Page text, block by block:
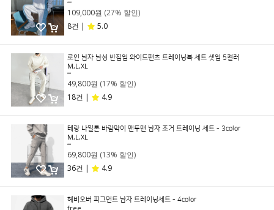
109,000원 (27% 할인)
8건 |
5.0
로인 남자 남성 반집업 와이드팬츠 트레이닝복 세트 셋업 5컬러
M,L,XL
49,800원 (17% 할인)
18건 |
4.9
테랑 나일론 바람막이 맨투맨 남자 조거 트레이닝 세트 - 3color
M,L,XL
69,800원 (13% 할인)
36건 |
4.9
헤비오버 피그먼트 남자 트레이닝세트 - 4color
free